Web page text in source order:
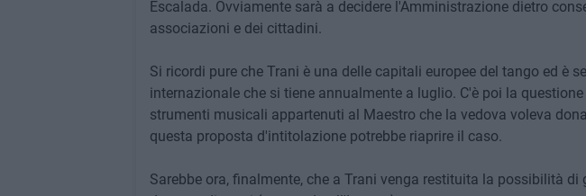
Escalada. Ovviamente sarà a decidere l'Amministrazione dietro
associazioni e dei cittadini.
Si ricordi pure che Trani è una delle capitali europee del tango ed è
internazionale che si tiene annualmente a luglio. C'è poi la
strumenti musicali appartenuti al Maestro che la vedova voleva
questa proposta d'intitolazione potrebbe riaprire il caso.
Sarebbe ora, finalmente, che a Trani venga restituita la possibilità di